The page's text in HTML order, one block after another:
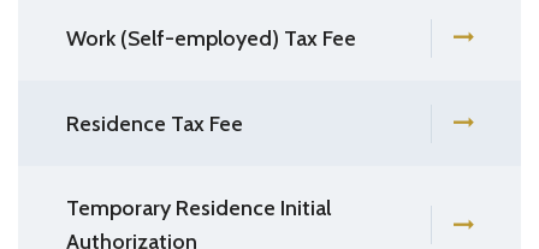
Work (Self-employed) Tax Fee
Residence Tax Fee
Temporary Residence Initial
Authorization